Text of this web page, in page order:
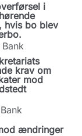
i
hvis bo blev
krav om
mod
ændringer